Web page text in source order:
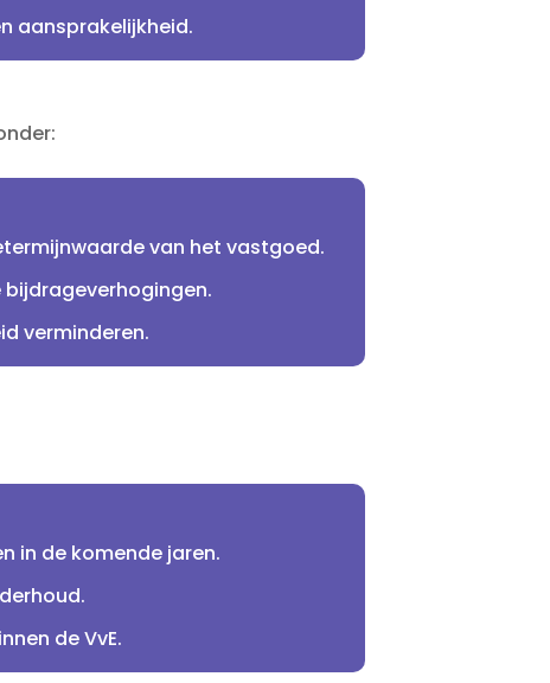
aansprakelijkheid.​
van het vastgoed.​
verminderen.​
in de komende jaren.​
de VvE.​